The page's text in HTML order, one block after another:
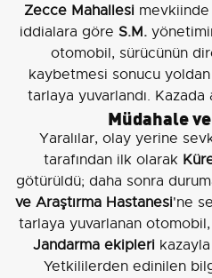
Zecce Mahallesi
iddialara göre S.M.
otomobil, sürücünün
kaybetmesi sonucu
tarlaya yuvarlandı. Kazada
Müdahale
Yaralılar, olay yerine
tarafından ilk olarak
götürüldü; daha sonra
ve Araştırma Hastanesi'ne
tarlaya yuvarlanan otomobil,
Jandarma ekipleri
Yetkililerden edinilen